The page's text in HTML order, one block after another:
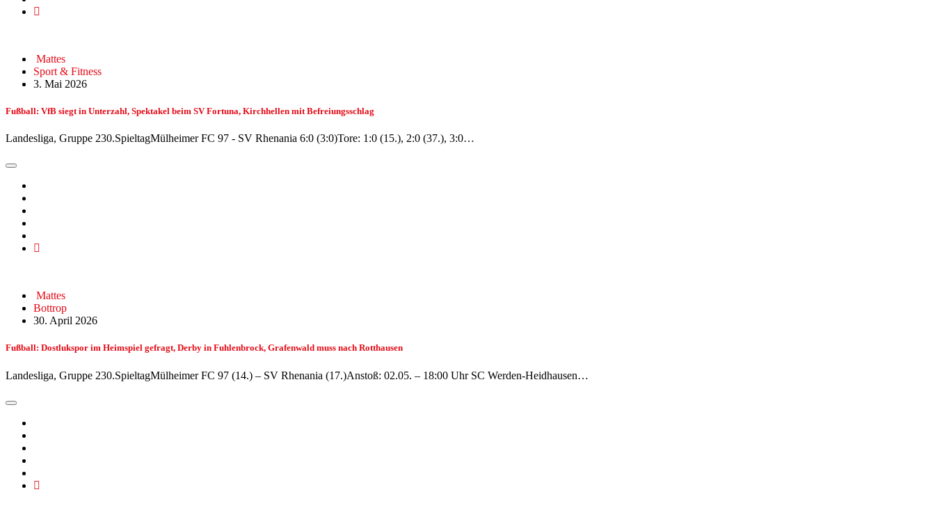
Mattes
Sport & Fitness
3. Mai 2026
Fußball: VfB siegt in Unterzahl, Spektakel beim SV Fortuna, Kirchhellen mit Befreiungsschlag
Landesliga, Gruppe 230.SpieltagMülheimer FC 97 - SV Rhenania 6:0 (3:0)Tore: 1:0 (15.), 2:0 (37.), 3:0…
Mattes
Bottrop
30. April 2026
Fußball: Dostlukspor im Heimspiel gefragt, Derby in Fuhlenbrock, Grafenwald muss nach Rotthausen
Landesliga, Gruppe 230.SpieltagMülheimer FC 97 (14.) – SV Rhenania (17.)Anstoß: 02.05. – 18:00 Uhr SC Werden-Heidhausen…